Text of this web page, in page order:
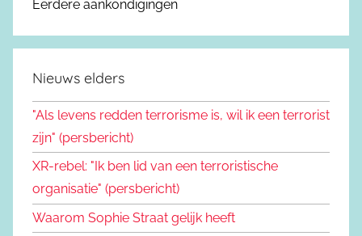
Eerdere aankondigingen
Nieuws elders
"Als levens redden terrorisme is, wil ik een terrorist
zijn" (persbericht)
XR-rebel: "Ik ben lid van een terroristische
organisatie" (persbericht)
Waarom Sophie Straat gelijk heeft